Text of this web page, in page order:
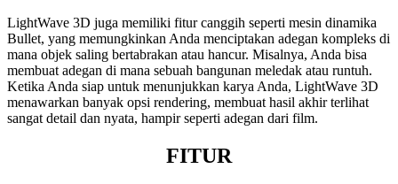
LightWave 3D juga memiliki fitur canggih seperti mesin dinamika
Bullet, yang memungkinkan Anda menciptakan adegan kompleks di
mana objek saling bertabrakan atau hancur. Misalnya, Anda bisa
membuat adegan di mana sebuah bangunan meledak atau runtuh.
Ketika Anda siap untuk menunjukkan karya Anda, LightWave 3D
menawarkan banyak opsi rendering, membuat hasil akhir terlihat
sangat detail dan nyata, hampir seperti adegan dari film.
FITUR